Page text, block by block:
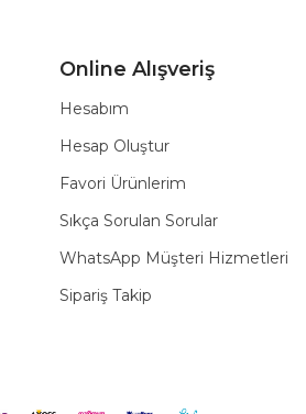
Online Alışveriş
Hesabım
Hesap Oluştur
Favori Ürünlerim
Sıkça Sorulan Sorular
WhatsApp Müşteri Hizmetleri
Sipariş Takip